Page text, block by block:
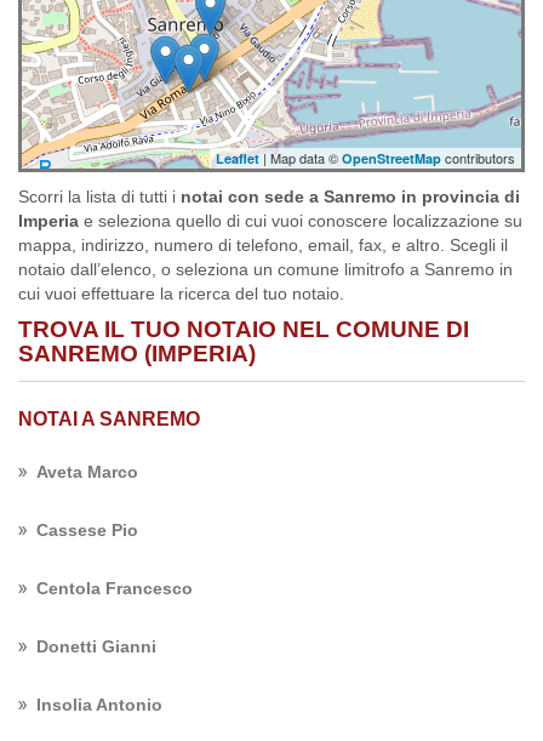
Leaflet | Map data © OpenStreetMap contributors
Scorri la lista di tutti i notai con sede a Sanremo in provincia di
Imperia e seleziona quello di cui vuoi conoscere localizzazione su
mappa, indirizzo, numero di telefono, email, fax, e altro. Scegli il
notaio dall’elenco, o seleziona un comune limitrofo a Sanremo in
cui vuoi effettuare la ricerca del tuo notaio.
TROVA IL TUO NOTAIO NEL COMUNE DI
SANREMO (IMPERIA)
NOTAI A SANREMO
Aveta Marco
Cassese Pio
Centola Francesco
Donetti Gianni
Insolia Antonio